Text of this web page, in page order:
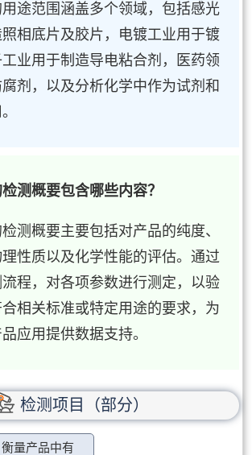
途范围涵盖多个领域，包括感光
相底片及胶片，电镀工业用于镀
业用于制造导电粘合剂，医药领
剂，以及分析化学中作为试剂和
测概要包含哪些内容？
测概要主要包括对产品的纯度、
性质以及化学性能的评估。通过
程，对各项参数进行测定，以验
相关标准或特定用途的要求，为
应用提供数据支持。
检测项目（部分）
量产品中有